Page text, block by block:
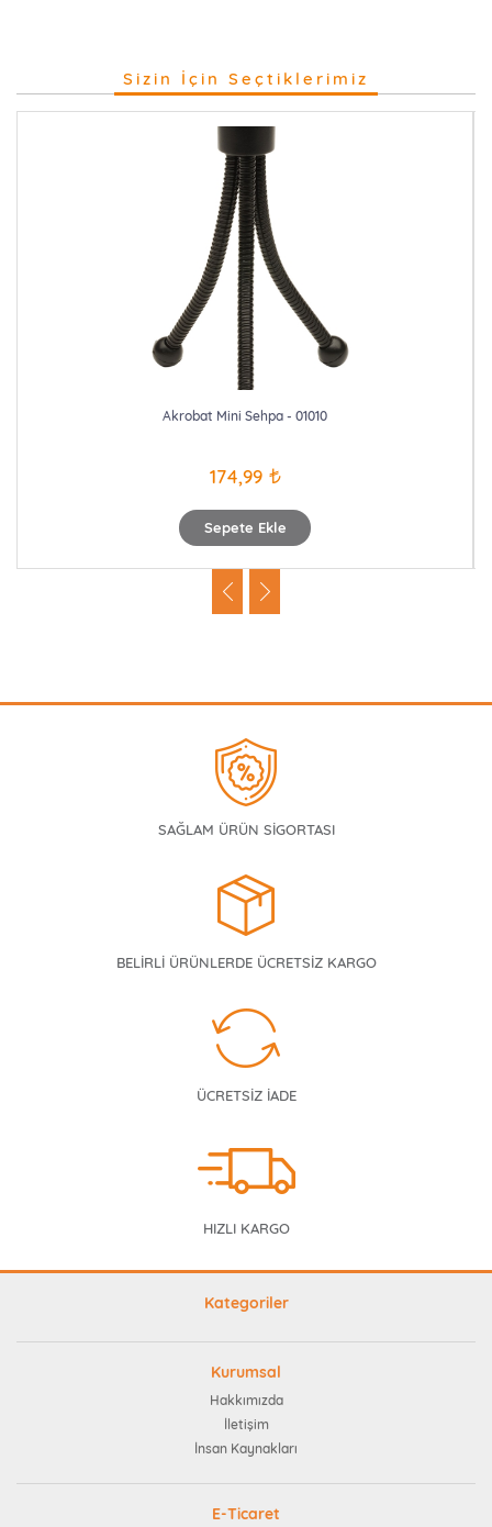
Sizin İçin Seçtiklerimiz
Sepete Ekle
Akrobat Mini Sehpa - 01010
174,99
SAĞLAM ÜRÜN SİGORTASI
BELİRLİ ÜRÜNLERDE ÜCRETSİZ KARGO
ÜCRETSİZ İADE
HIZLI KARGO
Kategoriler
Kurumsal
Hakkımızda
İletişim
İnsan Kaynakları
E-Ticaret